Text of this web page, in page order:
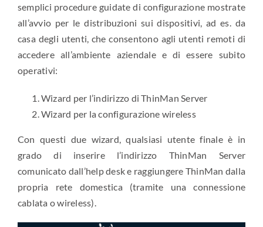
semplici procedure guidate di configurazione mostrate
all’avvio per le distribuzioni sui dispositivi, ad es. da
casa degli utenti, che consentono agli utenti remoti di
accedere all’ambiente aziendale e di essere subito
operativi:
Wizard per l’indirizzo di ThinMan Server
Wizard per la configurazione wireless
Con questi due wizard, qualsiasi utente finale è in
grado di inserire l’indirizzo ThinMan Server
comunicato dall’help desk e raggiungere ThinMan dalla
propria rete domestica (tramite una connessione
cablata o wireless).